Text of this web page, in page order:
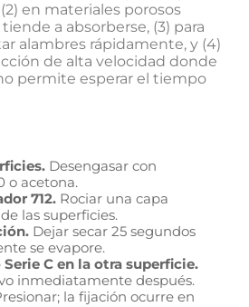
en materiales porosos
a absorberse, (3) para
alambres rápidamente, y (4)
de alta velocidad donde
permite esperar el tiempo
Desengasar con
o acetona.
712. Rociar una capa
las superficies.
Dejar secar 25 segundos
se evapore.
C en la otra superficie.
inmediatamente después.
la fijación ocurre en